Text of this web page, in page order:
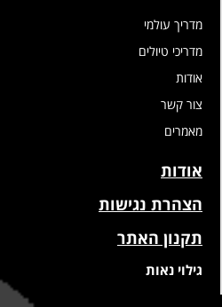
מדריך עולמי
מדריכי טיולים
אודות
צור קשר
מאמרים
אודות
הצהרת נגישות
תקנון האתר
גילוי נאות